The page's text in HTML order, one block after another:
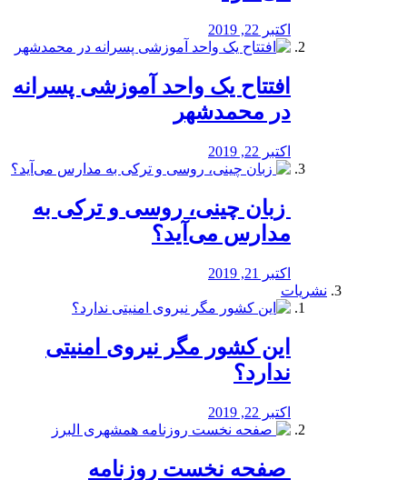
اکتبر 22, 2019
افتتاح یک واحد آموزشی پسرانه
در محمدشهر
اکتبر 22, 2019
️ زبان چینی، روسی و ترکی به
مدارس می‌آید؟
اکتبر 21, 2019
نشریات
این کشور مگر نیروی امنیتی
ندارد؟
اکتبر 22, 2019
️ صفحه نخست روزنامه‌